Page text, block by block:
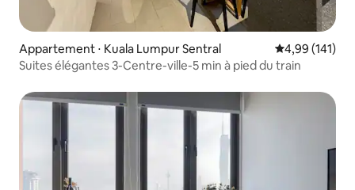
Appartement ⋅ Kuala Lumpur Sentral Évaluation
4,99 (141)
Suites élégantes 3-Centre-ville-5 min à pied du train